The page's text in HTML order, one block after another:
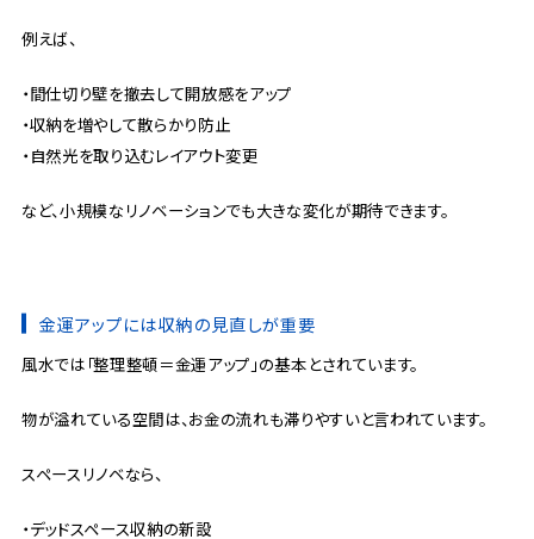
例えば、
・間仕切り壁を撤去して開放感をアップ
・収納を増やして散らかり防止
・自然光を取り込むレイアウト変更
など、小規模なリノベーションでも大きな変化が期待できます。
金運アップには収納の見直しが重要
風水では「整理整頓＝金運アップ」の基本とされています。
物が溢れている空間は、お金の流れも滞りやすいと言われています。
スペースリノベなら、
・デッドスペース収納の新設